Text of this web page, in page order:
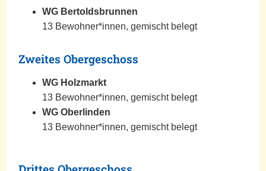
WG Bertoldsbrunnen
13 Bewohner*innen, gemischt belegt
Zweites Obergeschoss
WG Holzmarkt
13 Bewohner*innen, gemischt belegt
WG Oberlinden
13 Bewohner*innen, gemischt belegt